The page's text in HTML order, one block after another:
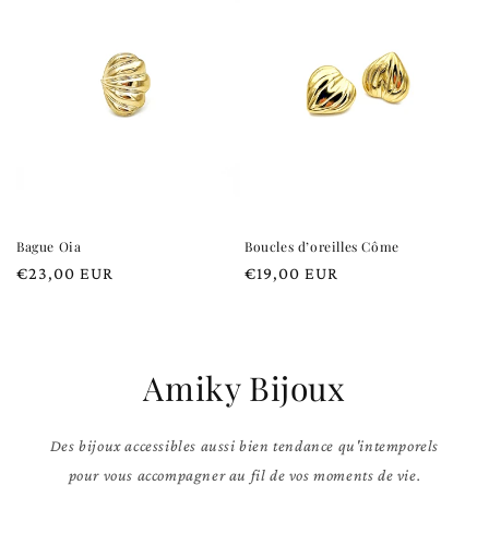
Bague Oia
Prix
€23,00 EUR
Boucles d’oreilles Côme
Prix
€19,00 EUR
Amiky Bijoux
Des bijoux accessibles aussi bien tendance qu'intemporels
pour vous accompagner au fil de vos moments de vie.